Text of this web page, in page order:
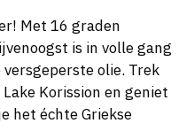
Met 16 graden
is in volle gang
olie. Trek
Korission en geniet
het échte Griekse